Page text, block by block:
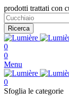
prodotti trattati con
Ricerca
0
0
Menu
0
Sfoglia le categorie